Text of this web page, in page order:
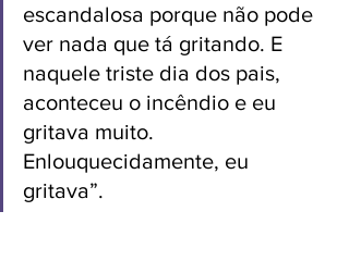
escandalosa porque não pode
ver nada que tá gritando. E
naquele triste dia dos pais,
aconteceu o incêndio e eu
gritava muito.
Enlouquecidamente, eu
gritava”.